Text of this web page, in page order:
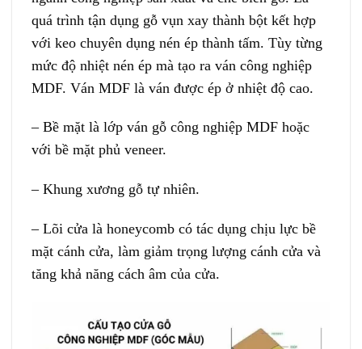
quá trình tận dụng gỗ vụn xay thành bột kết hợp
với keo chuyên dụng nén ép thành tấm. Tùy từng
mức độ nhiệt nén ép mà tạo ra ván công nghiệp
MDF. Ván MDF là ván được ép ở nhiệt độ cao.
– Bề mặt là lớp ván gỗ công nghiệp MDF hoặc
với bề mặt phủ veneer.
– Khung xương gỗ tự nhiên.
– Lõi cửa là honeycomb có tác dụng chịu lực bề
mặt cánh cửa, làm giảm trọng lượng cánh cửa và
tăng khả năng cách âm của cửa.